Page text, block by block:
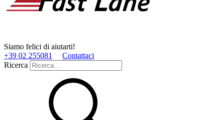
Siamo felici di aiutarti!
+39 02 255081
Contattaci
Ricerca